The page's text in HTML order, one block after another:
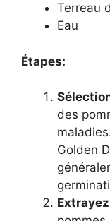
Terreau
Eau
Étapes:
des
Golden